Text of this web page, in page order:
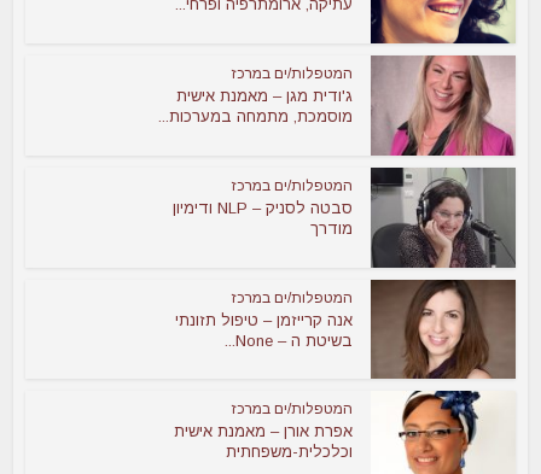
עתיקה, ארומתרפיה ופרחי...
המטפלות/ים במרכז
ג'ודית מגן – מאמנת אישית
מוסמכת, מתמחה במערכות...
המטפלות/ים במרכז
סבטה לסניק – NLP ודימיון
מודרך
המטפלות/ים במרכז
אנה קרייזמן – טיפול תזונתי
בשיטת ה – None...
המטפלות/ים במרכז
אפרת אורן – מאמנת אישית
וכלכלית-משפחתית